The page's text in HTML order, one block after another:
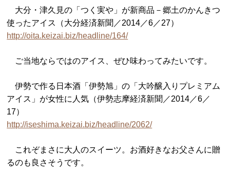
大分・津久見の「つく実や」が新商品－郷土のかんきつ
使ったアイス（大分経済新聞／2014／6／27）
http://oita.keizai.biz/headline/164/
ご当地ならではのアイス、ぜひ味わってみたいです。
伊勢で作る日本酒「伊勢旭」の「大吟醸入りプレミアム
アイス」が女性に人気（伊勢志摩経済新聞／2014／6／
17）
http://iseshima.keizai.biz/headline/2062/
これぞまさに大人のスイーツ。お酒好きなお父さんに贈
るのも良さそうです。